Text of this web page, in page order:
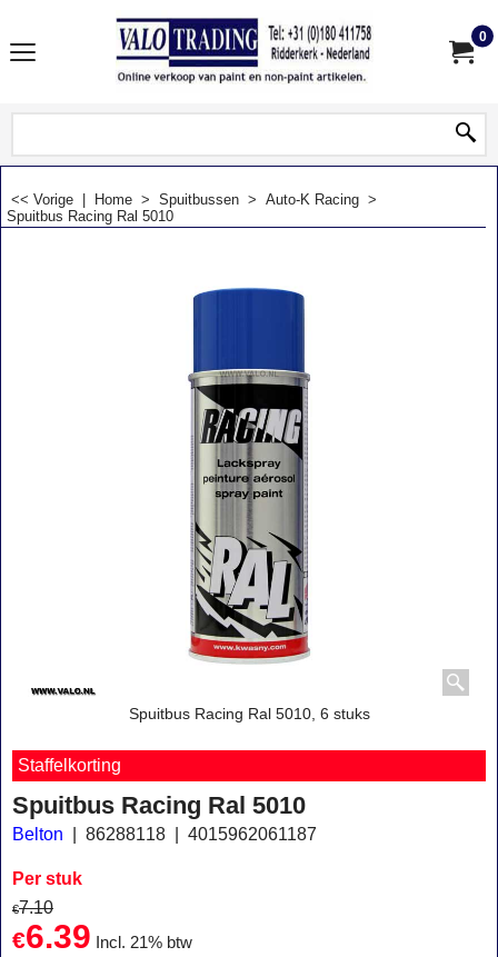
0
<< Vorige Home > Spuitbussen > Auto-K Racing >
Spuitbus Racing Ral 5010
Spuitbus Racing Ral 5010, 6 stuks
Staffelkorting
Spuitbus Racing Ral 5010
Belton 86288118 4015962061187
Per stuk
€7.10
€6.39
Incl. 21% btw